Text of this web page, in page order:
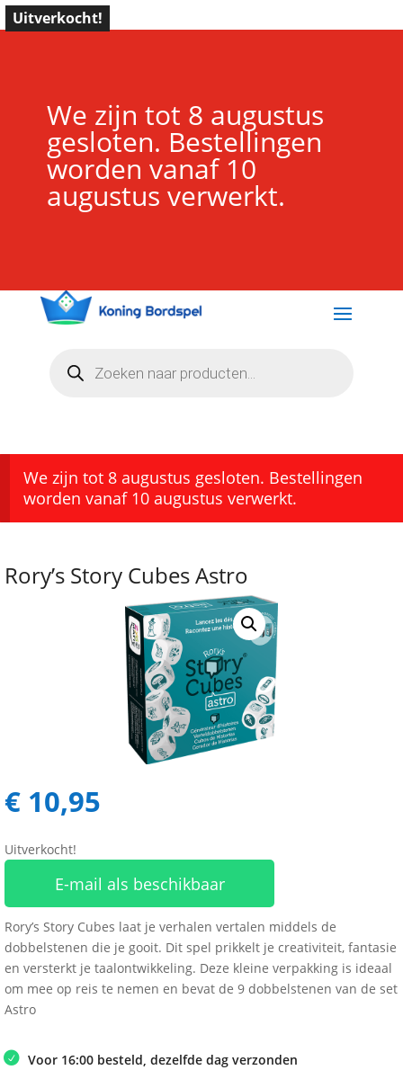
We zijn tot 8 augustus
gesloten. Bestellingen
worden vanaf 10
augustus verwerkt.
zoeken
We zijn tot 8 augustus gesloten. Bestellingen
worden vanaf 10 augustus verwerkt.
Uitverkocht!
Rory’s Story Cubes Astro
€ 10,95
Uitverkocht!
E-mail als beschikbaar
Rory’s Story Cubes laat je verhalen vertalen middels de
dobbelstenen die je gooit. Dit spel prikkelt je creativiteit, fantasie
en versterkt je taalontwikkeling. Deze kleine verpakking is ideaal
om mee op reis te nemen en bevat de 9 dobbelstenen van de set
Astro
Voor 16:00 besteld, dezelfde dag verzonden